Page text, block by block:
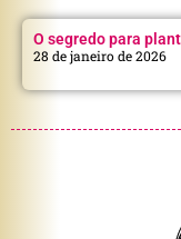
O segredo para
28 de janeiro de 2026